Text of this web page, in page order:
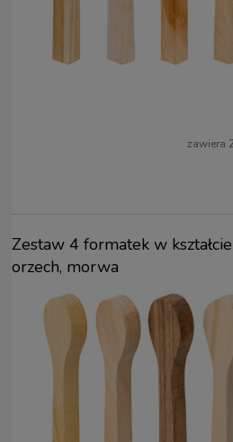
zawiera
Zestaw 4 formatek w
orzech, morwa